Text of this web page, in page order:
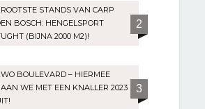
STANDS VAN CARP
BOSCH: HENGELSPORT
(BIJNA 2000 M2)!
2
BOULEVARD – HIERMEE
WE MET EEN KNALLER 2023
3